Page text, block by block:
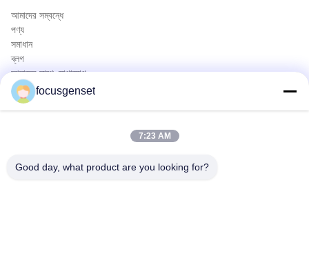
আমাদের সম্বন্ধে
পণ্য
সমাধান
ব্লগ
আমাদের সাথে যোগাযোগ
পণ্য
কামিন্স ডিজেল জেনারেটর সেট
ইন্ডাস্ট্রিয়াল ডিজেল জেনসেট
focusgenset
7:23 AM
Good day, what product are you looking for?